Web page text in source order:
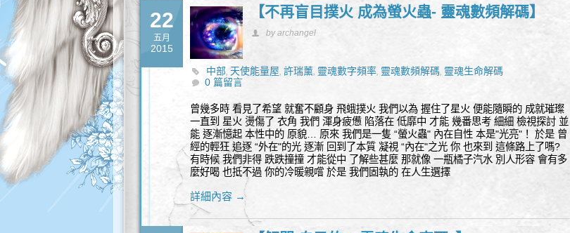
22
五月
2015
【不再盲目撲火 成為螢火蟲- 靈魂數頻解碼】
by archangel
中部, 天使能量屋, 許瑞薰, 靈魂數字頻率, 靈魂數頻解碼, 靈魂生命解碼
0 篇留言
曾幾多時 看見了希望 就奮不顧身 飛蛾撲火 我們以為 握住了星火 便能隨瞬的 成就璀璨
一直到 星火 燙傷了 衣角 我們 渾身疲憊 陷落在 低靡中 才能 幾番思考 細細 檢視探討 並
能 逐漸憶起 本性中的 原貌… 原來 我們是一隻 “螢火蟲" 內在自性 本是"光亮"！ 於是 曾
經的輕狂 追逐 “外在"的光 逐漸 回到了本質 凝視 “內在"之光 你 也來到 這條路上了嗎?
有時候 我們非得 跌跌撞撞 才能從中 了解些甚麼 那就像 一瓶橘子汽水 別人形容 會有多
麼好喝 也抵不過 你的冷暖親嚐 於是 我們固執的 在人生選擇
詳細內容 →